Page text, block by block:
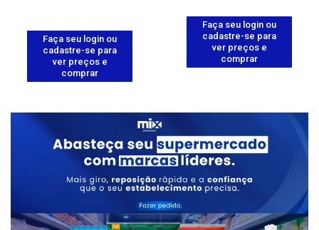
Faça seu login ou
cadastre-se para
ver preços e
comprar
Faça seu login ou
cadastre-se para
ver preços e
comprar